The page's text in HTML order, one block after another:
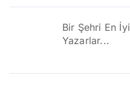
Bir Şehri En İyi
Yazarlar...